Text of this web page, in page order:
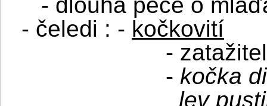
- čeledi : - kočkovití
-
- kočka
lev